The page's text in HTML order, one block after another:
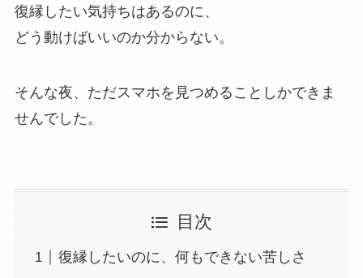
復縁したい気持ちはあるのに、
どう動けばいいのか分からない。
そんな夜、ただスマホを見つめることしかできま
せんでした。
目次
復縁したいのに、何もできない苦しさ